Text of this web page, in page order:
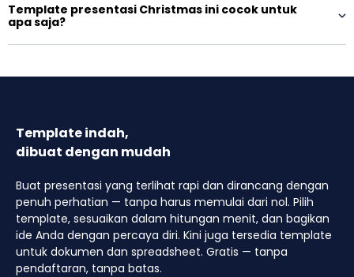
Template presentasi Christmas ini cocok untuk
apa saja?
Template indah,
dibuat dengan mudah
Buat presentasi yang terlihat rapi dan dirancang dengan
penuh perhatian — tanpa harus memulai dari nol. Pilih
template, sesuaikan dalam hitungan menit, dan bagikan
ide Anda dengan percaya diri. Kini juga tersedia template
untuk dokumen dan spreadsheet. Gratis — tanpa
pendaftaran, tanpa batas.